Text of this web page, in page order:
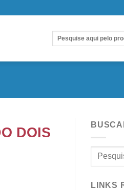
DOIS
LINKS